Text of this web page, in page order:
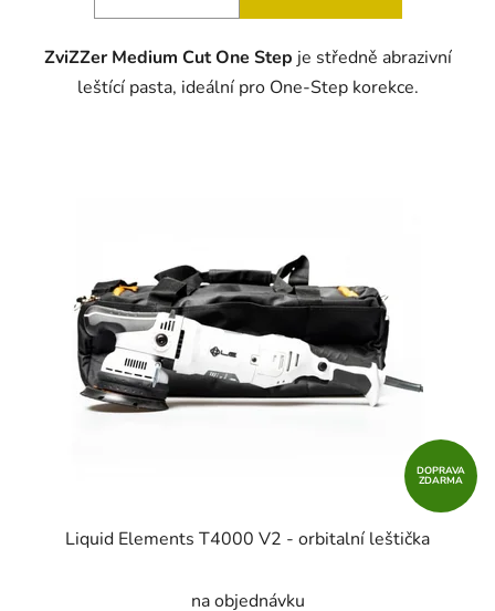
ZviZZer Medium Cut One Step je středně abrazivní
leštící pasta, ideální pro One-Step korekce.
DOPRAVA
ZDARMA
Liquid Elements T4000 V2 - orbitalní leštička
na objednávku